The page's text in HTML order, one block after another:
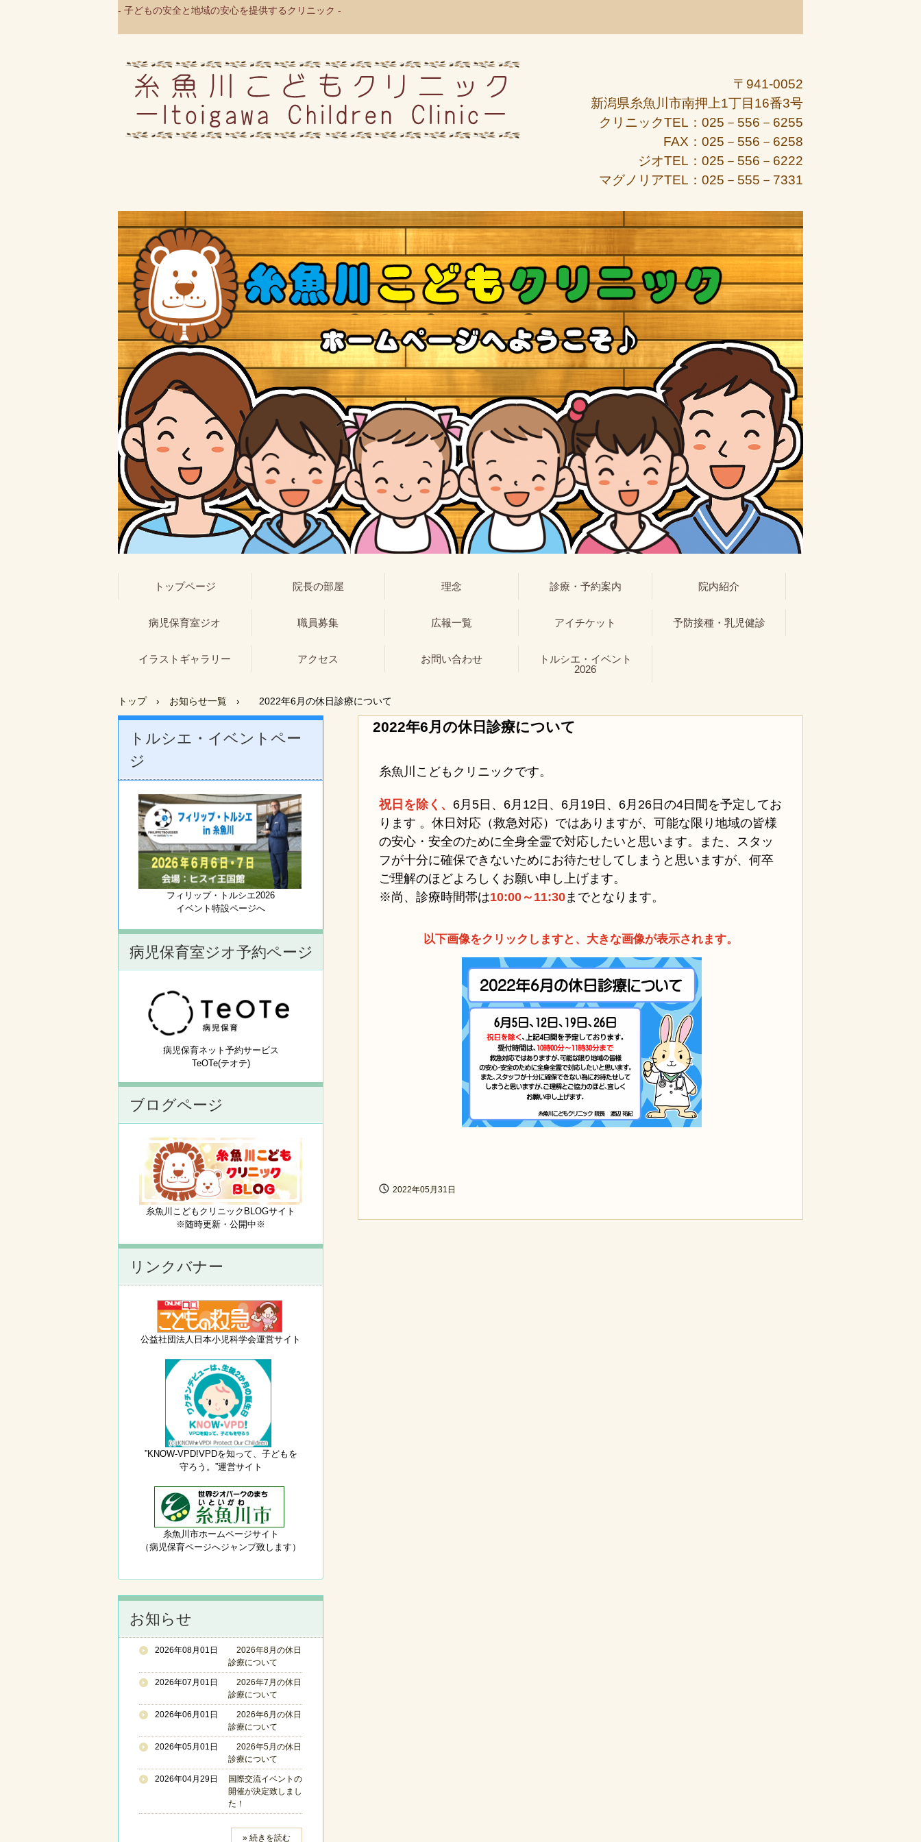
- 子どもの安全と地域の安心を提供するクリニック -
〒941-0052
新潟県糸魚川市南押上1丁目16番3号
クリニックTEL：025－556－6255
FAX：025－556－6258
ジオTEL：025－556－6222
マグノリアTEL：025－555－7331
トップページ 院長の部屋 理念 診療・予約案内 院内紹介
病児保育室ジオ 職員募集 広報一覧 アイチケット 予防接種・乳児健診
イラストギャラリー アクセス お問い合わせ
トルシエ・イベント
2026
トップ › お知らせ一覧 › 2022年6月の休日診療について
2022年6月の休日診療について
糸魚川こどもクリニックです。
祝日を除く、 6月5日、 6月12日、6月19日、6月26日の4日間を予定してお
ります 。休日対応（救急対応）ではありますが、可能な限り地域の皆様
の安心・安全のために全身全霊で対応したいと思います。また、スタッ
フが十分に確保できないためにお待たせしてしまうと思いますが、何卒
ご理解のほどよろしくお願い申し上げます。
※尚、診療時間帯は10:00～11:30までとなります。
以下画像をクリックしますと、大きな画像が表示されます。
2022年05月31日
トルシエ・イベントペー
ジ
フィリップ・トルシエ2026
イベント特設ページへ
病児保育室ジオ予約ページ
病児保育ネット予約サービス
TeOTe(テオテ)
ブログページ
糸魚川こどもクリニックBLOGサイト
※随時更新・公開中※
リンクバナー
公益社団法人日本小児科学会運営サイト
”KNOW-VPD!VPDを知って、子どもを
守ろう。”運営サイト
糸魚川市ホームページサイト
（病児保育ページへジャンプ致します）
お知らせ
2026年08月01日
2026年8月の休日
診療について
2026年07月01日
2026年7月の休日
診療について
2026年06月01日
2026年6月の休日
診療について
2026年05月01日
2026年5月の休日
診療について
2026年04月29日
国際交流イベントの
開催が決定致しまし
た！
» 続きを読む